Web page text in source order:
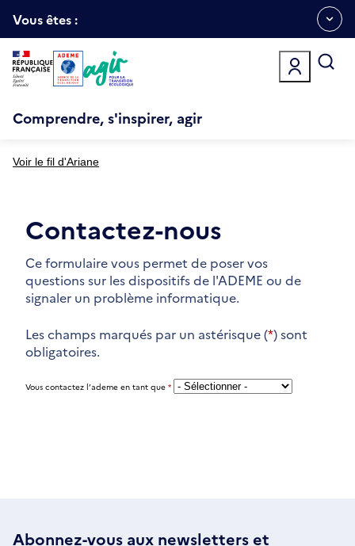
au
Ouvrir
le
menu
espace
Vous êtes :
Comprendre, s'inspirer, agir
Voir le fil d'Ariane
Contactez-nous
Ce formulaire vous permet de poser vos
questions sur les dispositifs de l'ADEME ou de
signaler un problème informatique.
Les champs marqués par un astérisque (*) sont
obligatoires.
Vous contactez l’ademe en tant que *
Abonnez-vous aux newsletterset